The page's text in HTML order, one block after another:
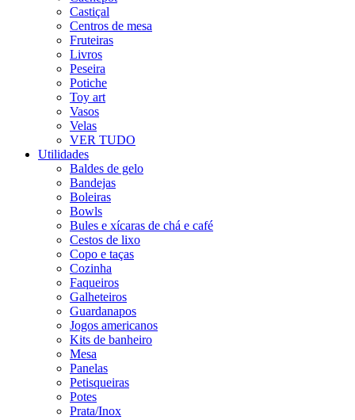
Castiçal
Centros de mesa
Fruteiras
Livros
Peseira
Potiche
Toy art
Vasos
Velas
VER TUDO
Utilidades
Baldes de gelo
Bandejas
Boleiras
Bowls
Bules e xícaras de chá e café
Cestos de lixo
Copo e taças
Cozinha
Faqueiros
Galheteiros
Guardanapos
Jogos americanos
Kits de banheiro
Mesa
Panelas
Petisqueiras
Potes
Prata/Inox